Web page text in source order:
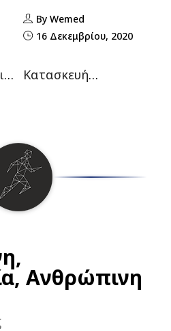
By Wemed
16 Δεκεμβρίου, 2020
Κατασκευή
Ανθρώπινη